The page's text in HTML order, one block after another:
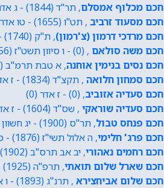
חכם מכלוף אמסלם, תר"ד (1844) - ג אדר א תרפ"ט (1929)
חכם מסעוד זרביב , תט"ו (1655) - טו אדר תע"ה (1715)
חכם מרדכי דרמון (צ'רמון), ת"ק (1740) - ז אדר תק"ע (1810)
חכם משה סולאם , (0) - ו סיוון תשט"ז (1956)
חכם נסים בנימין אוחנה, א טבת תרמ"ב (1882) - כד אדר ב תשכ"ב (1962)
חכם סמחון חלואה , תקצ"ד (1834) - ז אדר תר"ס (1900)
חכם סעדיה אזוביב, (0) - ז אדר (0)
חכם סעדיה שוראקי , שס"ד (1604) - ז אדר תס"ו (1706)
חכם פנחס טבול, תר"ס (1900) - יג חשוון תשכ"ו (1965)
חכם פרג' חלימי, ה אלול תשי"ז (1876) - כט אלול תשי"ז (1957)
חכם רחמים נאהורי, יב אב תרס"ב (1902) - כא תמוז תשמ"ה (1985)
חכם שארל שלום תואתי, תרפ"ה (1925) - יא אדר תשס"ג (2003)
חכם שלום אביחצירא , תרנ"ג (1893) - ו אדר תשל"ד (1974)